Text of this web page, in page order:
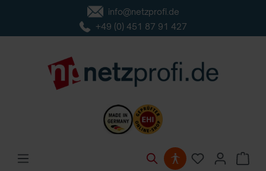
info@netzprofi.de
+49 (0) 451 87 91 427